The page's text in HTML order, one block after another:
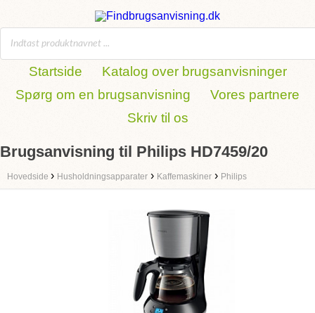
Startside
Katalog over brugsanvisninger
Spørg om en brugsanvisning
Vores partnere
Skriv til os
Brugsanvisning til Philips HD7459/20
Hovedside › Husholdningsapparater › Kaffemaskiner › Philips